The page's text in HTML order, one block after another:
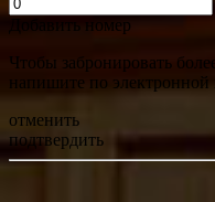
Добавить номер
Чтобы забронировать
напишите по электронной
отменить
подтвердить